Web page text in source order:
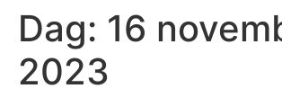
Dag: 16
2023